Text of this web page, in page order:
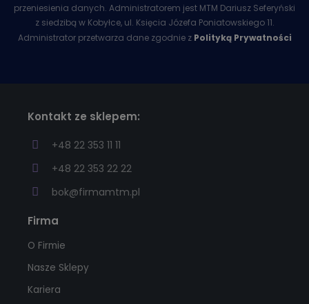
przeniesienia danych. Administratorem jest MTM Dariusz Seferyński
z siedzibą w Kobyłce, ul. Księcia Józefa Poniatowskiego 11.
Administrator przetwarza dane zgodnie z Polityką Prywatności
Kontakt ze sklepem:
+48 22 353 11 11
+48 22 353 22 22
bok@firmamtm.pl
Firma
O Firmie
Nasze Sklepy
Kariera